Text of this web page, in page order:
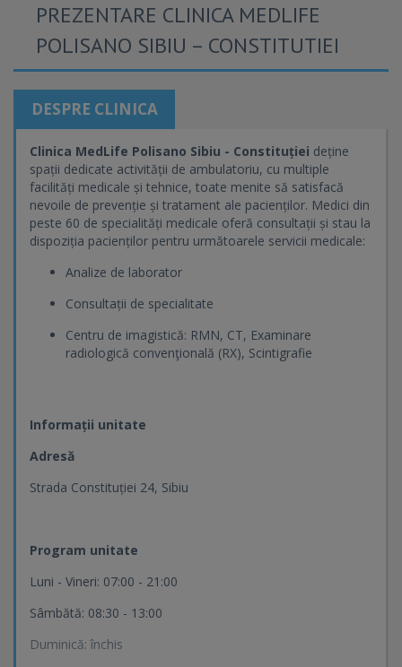
PREZENTARE CLINICA MEDLIFE
POLISANO SIBIU – CONSTITUTIEI
DESPRE CLINICA
Clinica MedLife Polisano Sibiu - Constituției deține
spații dedicate activității de ambulatoriu, cu multiple
facilități medicale și tehnice, toate menite să satisfacă
nevoile de prevenție și tratament ale pacienților. Medici din
peste 60 de specialități medicale oferă consultații și stau la
dispoziția pacienților pentru următoarele servicii medicale:
Analize de laborator
Consultații de specialitate
Centru de imagistică: RMN, CT, Examinare
radiologică convenţională (RX), Scintigrafie
Informații unitate
Adresă
Strada Constituției 24, Sibiu
Program unitate
Luni - Vineri: 07:00 - 21:00
Sâmbătă: 08:30 - 13:00
Duminică: închis